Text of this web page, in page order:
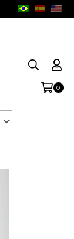
COLEÇÃO FORM
0